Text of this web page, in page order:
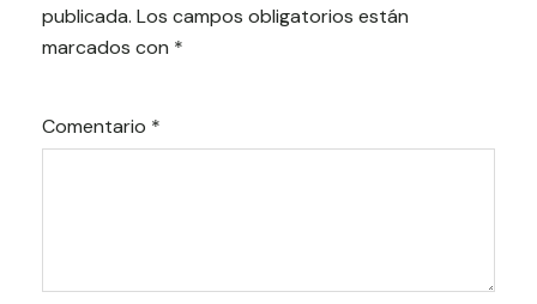
publicada. Los campos obligatorios están
marcados con *
Comentario *